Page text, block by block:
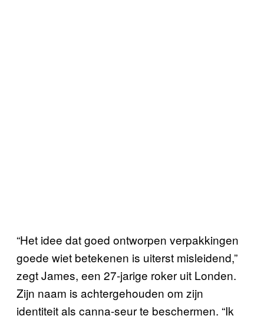
“Het idee dat goed ontworpen verpakkingen
goede wiet betekenen is uiterst misleidend,”
zegt James, een 27-jarige roker uit Londen.
Zijn naam is achtergehouden om zijn
identiteit als canna-seur te beschermen. “Ik